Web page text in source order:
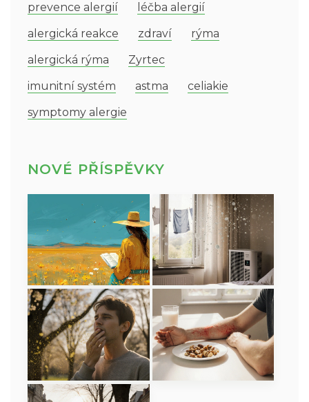
prevence alergií
léčba alergií
alergická reakce
zdraví
rýma
alergická rýma
Zyrtec
imunitní systém
astma
celiakie
symptomy alergie
NOVÉ PŘÍSPĚVKY